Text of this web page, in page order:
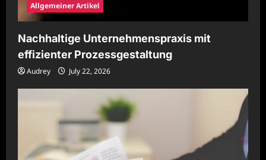
Allgemeiner Artikel
Nachhaltige Unternehmenspraxis mit
effizienter Prozessgestaltung
Audrey July 22, 2026